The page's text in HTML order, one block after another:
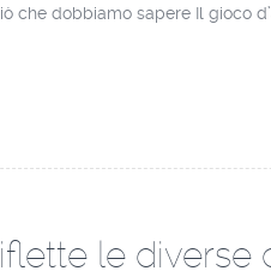
che dobbiamo sapere Il gioco
le diverse